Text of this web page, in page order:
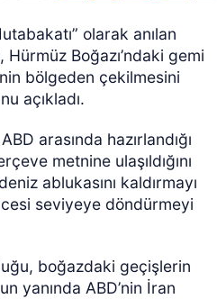
olarak anılan
Boğazı’ndaki gemi
bölgeden çekilmesini
açıkladı.
arasında hazırlandığı
metnine ulaşıldığını
ablukasını kaldırmayı
seviyeye döndürmeyi
boğazdaki geçişlerin
yanında ABD’nin İran